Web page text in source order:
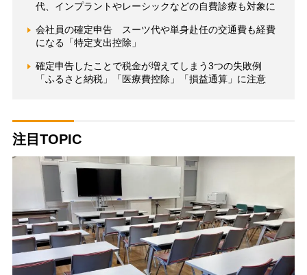
代、インプラントやレーシックなどの自費診療も対象に
会社員の確定申告 スーツ代や単身赴任の交通費も経費
になる「特定支出控除」
確定申告したことで税金が増えてしまう3つの失敗例
「ふるさと納税」「医療費控除」「損益通算」に注意
注目TOPIC